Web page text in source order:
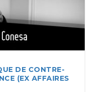
DE CONTRE-
(EX AFFAIRES